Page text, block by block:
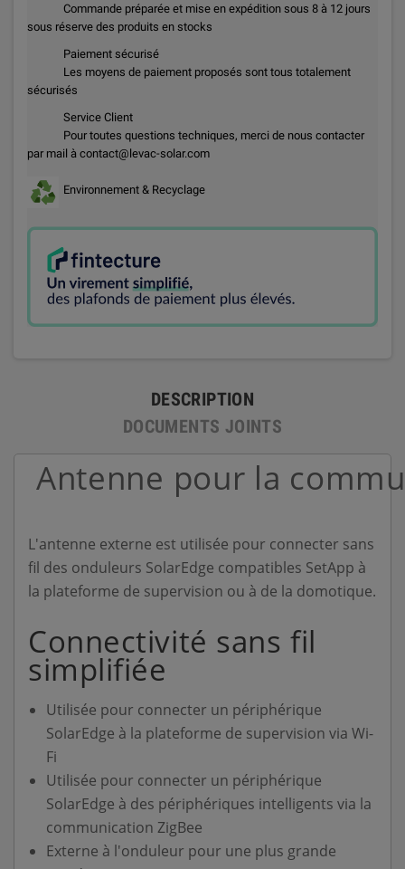
Commande préparée et mise en expédition sous 8 à 12 jours
sous réserve des produits en stocks
Paiement sécurisé
Les moyens de paiement proposés sont tous totalement
sécurisés
Service Client
Pour toutes questions techniques, merci de nous contacter
par mail à contact@levac-solar.com
Environnement & Recyclage
DESCRIPTION
DOCUMENTS JOINTS
Antenne pour la
L'antenne externe est utilisée pour connecter sans
fil des onduleurs SolarEdge compatibles SetApp à
la plateforme de supervision ou à de la domotique.
Connectivité sans fil
simplifiée
Utilisée pour connecter un périphérique
SolarEdge à la plateforme de supervision via Wi-
Fi
Utilisée pour connecter un périphérique
SolarEdge à des périphériques intelligents via la
communication ZigBee
Externe à l'onduleur pour une plus grande